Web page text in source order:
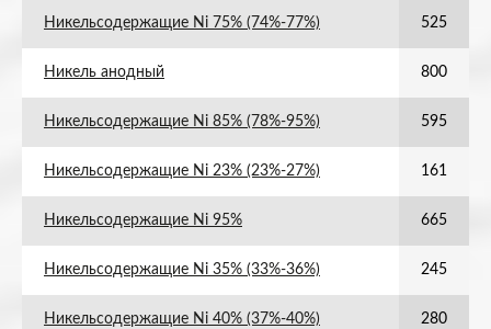
Никельсодержащие Ni 75% (74%-77%) 525
Никель анодный 800
Никельсодержащие Ni 85% (78%-95%) 595
Никельсодержащие Ni 23% (23%-27%) 161
Никельсодержащие Ni 95% 665
Никельсодержащие Ni 35% (33%-36%) 245
Никельсодержащие Ni 40% (37%-40%) 280